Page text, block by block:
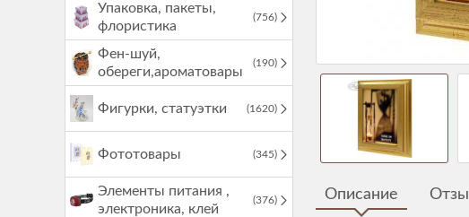
Упаковка, пакеты,
флористика
(756)
Фен-шуй,
обереги,ароматовары
(190)
Фигурки, статуэтки (1620)
Фототовары (345)
Элементы питания ,
электроника, клей
(376) Описание